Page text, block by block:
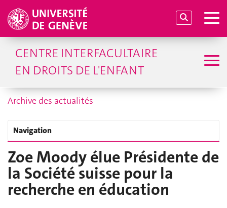
CENTRE INTERFACULTAIRE
EN DROITS DE L'ENFANT
Archive des actualités
Navigation
Zoe Moody élue Présidente de
la Société suisse pour la
recherche en éducation